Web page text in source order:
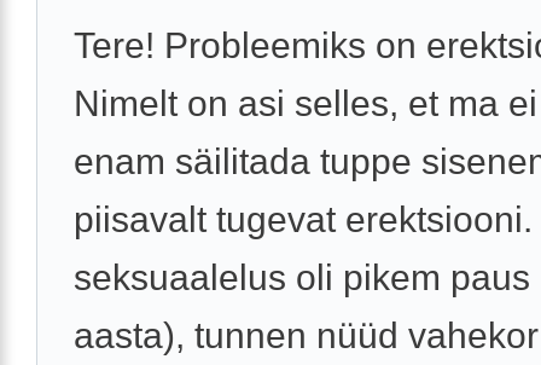
Tere! Probleemiks on
Nimelt on asi selles, et ma
enam säilitada tuppe
piisavalt tugevat
seksuaalelus oli pikem paus
aasta), tunnen nüüd